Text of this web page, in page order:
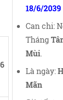
18/6/2039
Can chi:
Tháng
Mùi.
Là ngày:
Mãn